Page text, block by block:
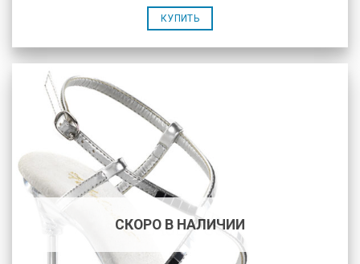
КУПИТЬ
СКОРО В НАЛИЧИИ